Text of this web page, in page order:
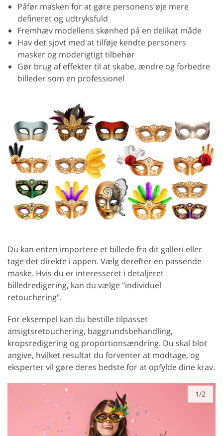
Påfør masken for at gøre personens øje mere
defineret og udtryksfuld
Fremhæv modellens skønhed på en delikat måde
Hav det sjovt med at tilføje kendte personers
masker og moderigtigt tilbehør
Gør brug af effekter til at skabe, ændre og forbedre
billeder som en professionel
Du kan enten importere et billede fra dit galleri eller
tage det direkte i appen. Vælg derefter en passende
maske. Hvis du er interesseret i detaljeret
billedredigering, kan du vælge "individuel
retouchering".
For eksempel kan du bestille tilpasset
ansigtsretouchering, baggrundsbehandling,
kropsredigering og proportionsændring. Du skal blot
angive, hvilket resultat du forventer at modtage, og
eksperter vil gøre deres bedste for at opfylde dine krav.
1/2